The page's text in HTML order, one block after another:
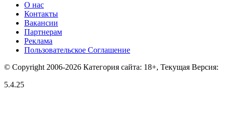
О нас
Контакты
Вакансии
Партнерам
Реклама
Пользовательское Соглашение
© Copyright 2006-2026 Категория сайта: 18+, Текущая Версия:
5.4.25